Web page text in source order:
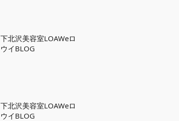
下北沢美容室LOAWeロ
ウイBLOG
下北沢美容室LOAWeロ
ウイBLOG